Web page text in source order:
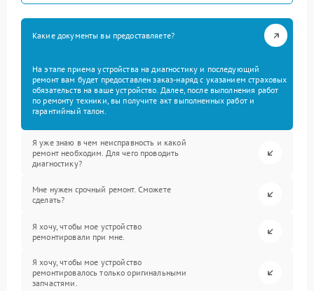
Какие документы вы предоставляете?
На этапе приема устройства на диагностику и последующий
ремонт вам будет предоставлен заказ-наряд с указанием страховых
обязательств на ваше устройство. Далее, после выполнения работ
по ремонту техники, вы получите акт выполненных работ и
гарантийный талон.
Я уже знаю в чем неисправность и какой
ремонт необходим. Для чего проводить
диагностику?
Мне нужен срочный ремонт. Сможете
сделать?
Я хочу, чтобы мое устройство
ремонтировали при мне.
Я хочу, чтобы мое устройство
ремонтировалось только оригинальными
запчастями.